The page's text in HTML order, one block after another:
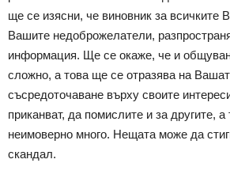
ще се изясни, че виновник за всичките
Вашите недоброжелатели,
информация. Ще се окаже, че и
сложно, а това ще се отразява на
съсредоточаване върху своите
приканват, да помислите и за другите,
неимоверно много. Нещата може да
скандал.